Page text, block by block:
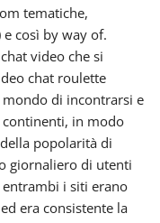
tematiche,
così by way of.
video che si
chat roulette
di incontrarsi e
in modo
popolarità di
giornaliero di utenti
i siti erano
era consistente la